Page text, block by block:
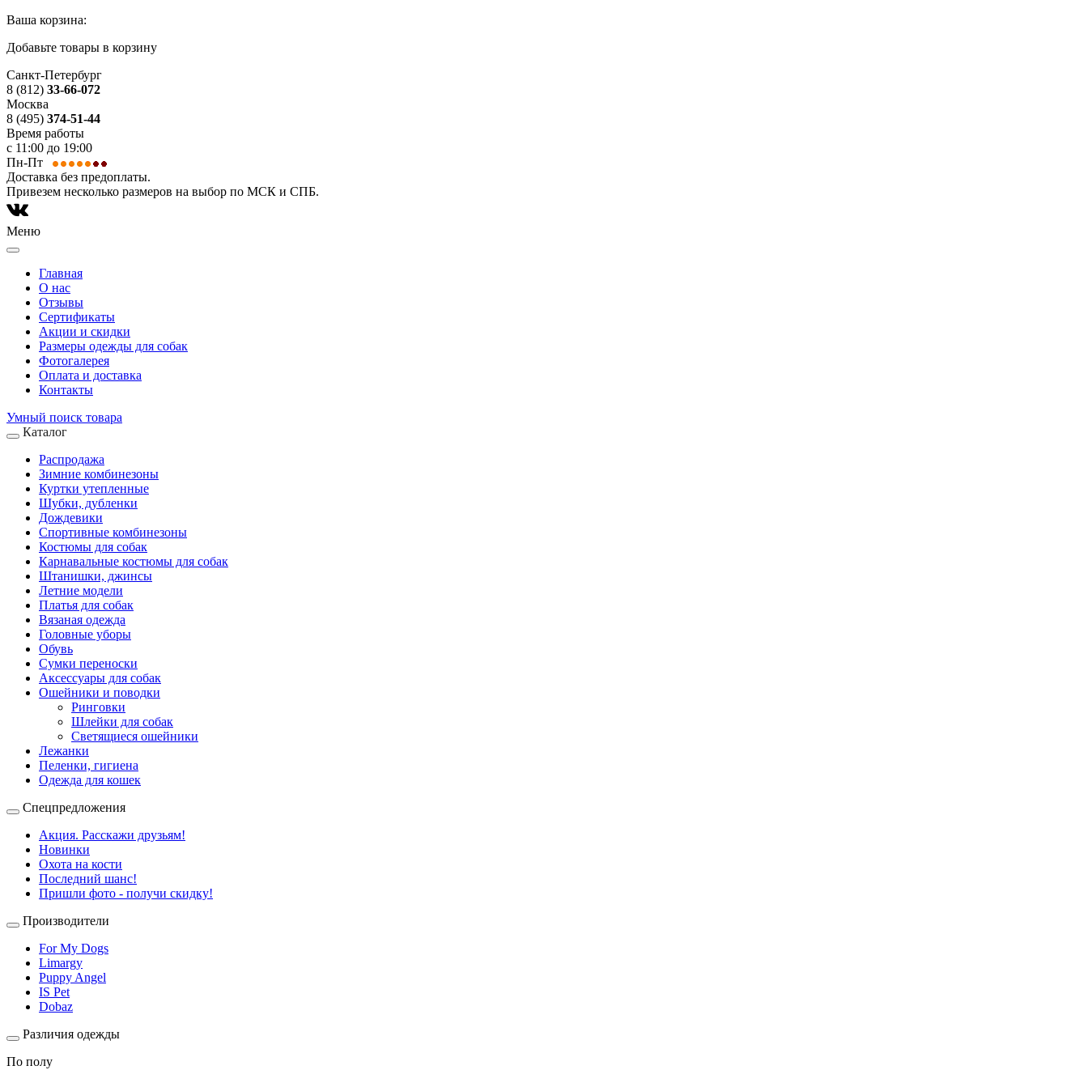
Ваша корзина:
Добавьте товары в корзину
Санкт-Петербург
8 (812) 33-66-072
Москва
8 (495) 374-51-44
Время работы
с 11:00 до 19:00
Пн-Пт
Доставка без предоплаты.
Привезем несколько размеров на выбор по МСК и СПБ.
Меню
Главная
О нас
Отзывы
Сертификаты
Акции и скидки
Размеры одежды для собак
Фотогалерея
Оплата и доставка
Контакты
Умный поиск товара
Каталог
Распродажа
Зимние комбинезоны
Куртки утепленные
Шубки, дубленки
Дождевики
Спортивные комбинезоны
Костюмы для собак
Карнавальные костюмы для собак
Штанишки, джинсы
Летние модели
Платья для собак
Вязаная одежда
Головные уборы
Обувь
Сумки переноски
Аксессуары для собак
Ошейники и поводки
Ринговки
Шлейки для собак
Светящиеся ошейники
Лежанки
Пеленки, гигиена
Одежда для кошек
Спецпредложения
Акция. Расскажи друзьям!
Новинки
Охота на кости
Последний шанс!
Пришли фото - получи скидку!
Производители
For My Dogs
Limargy
Puppy Angel
IS Pet
Dobaz
Различия одежды
По полу